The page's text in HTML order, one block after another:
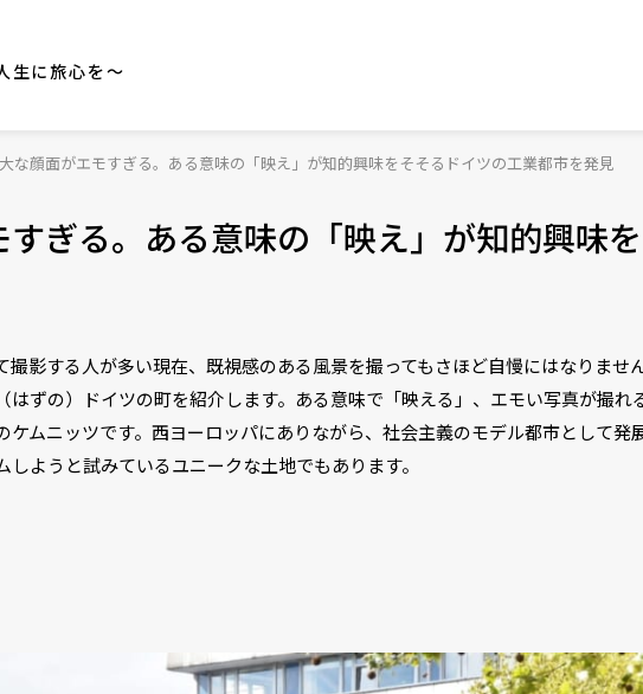
生に旅心を～
な顔面がエモすぎる。ある意味の「映え」が知的興味をそそるドイツの工業都市を発見
ぎる。ある意味の「映え」が知的興味
撮影する人が多い現在、既視感のある風景を撮ってもさほど自慢にはなりませ
はずの）ドイツの町を紹介します。ある意味で「映える」、エモい写真が撮れ
ケムニッツです。西ヨーロッパにありながら、社会主義のモデル都市として発
ようと試みているユニークな土地でもあります。